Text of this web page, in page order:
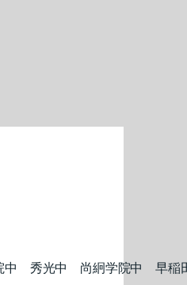
中 秀光中 尚絅学院中 早稲